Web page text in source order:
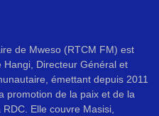
de Mweso (RTCM FM) est
Directeur Général et
émettant depuis 2011
promotion de la paix et de la
Elle couvre Masisi,